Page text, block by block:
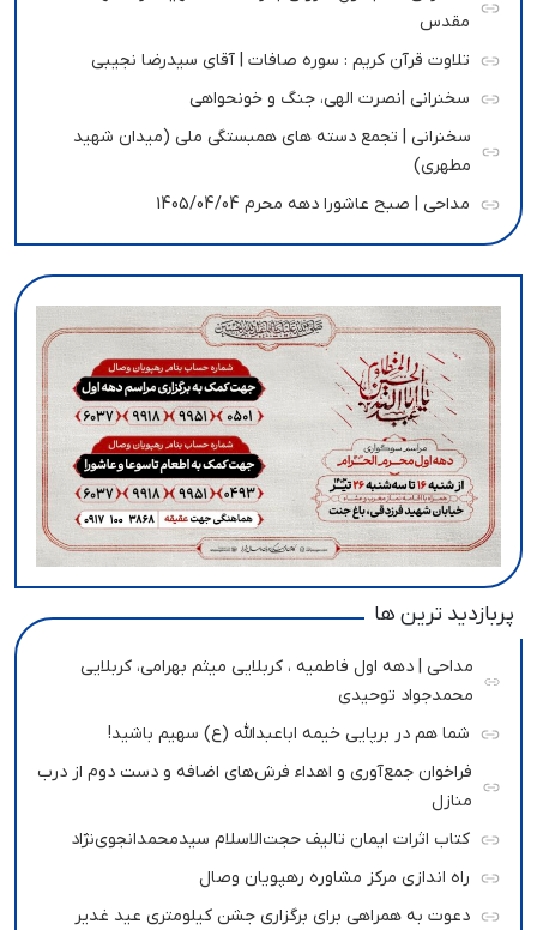
مقدس
تلاوت قرآن کریم : سوره صافات | آقای سیدرضا نجیبی
سخنرانی |نصرت الهی، جنگ و خونحواهی
سخنرانی | تجمع دسته های همبستگی ملی (میدان شهید
مطهری)
مداحی | صبح عاشورا دهه محرم 1405/04/04
پربازدید ترین ها
مداحی | دهه اول فاطمیه ، کربلایی میثم بهرامی، کربلایی
محمدجواد توحیدی
شما هم در برپایی خیمه اباعبدالله (ع) سهیم باشید!
فراخوان جمع‌آوری و اهداء فرش‌های اضافه و دست دوم از درب
منازل
کتاب اثرات ایمان تالیف حجت‌الاسلام سیدمحمدانجوی‌نژاد
راه اندازی مرکز مشاوره رهپویان وصال
دعوت به همراهی برای برگزاری جشن کیلومتری عید غدیر